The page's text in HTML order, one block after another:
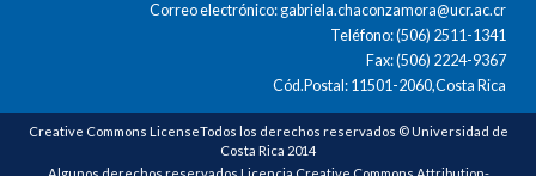
Correo electrónico: gabriela.chaconzamora@ucr.ac.cr
Teléfono: (506) 2511-1341
Fax: (506) 2224-9367
Cód.Postal: 11501-2060,Costa Rica
Creative Commons LicenseTodos los derechos reservados © Universidad de
Costa Rica 2014